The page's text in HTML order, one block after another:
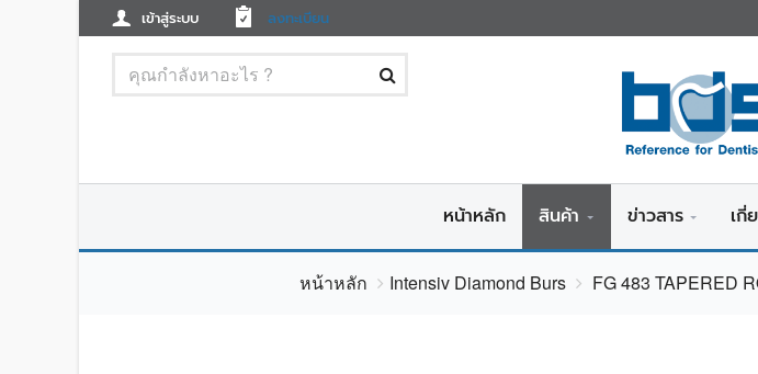
เข้าสู่ระบบ ลงทะเบียน
หน้าหลัก สินค้า ข่าวสาร เกี่
หน้าหลัก Intensiv Diamond Burs FG 483 TAPERED